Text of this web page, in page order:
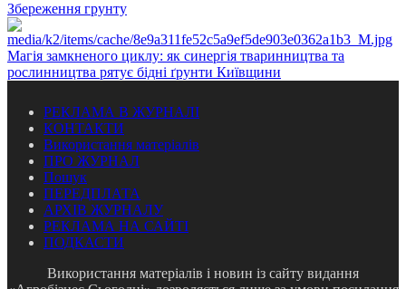
Збереження грунту
Магія замкненого циклу: як синергія тваринництва та
рослинництва рятує бідні ґрунти Київщини
РЕКЛАМА В ЖУРНАЛІ
КОНТАКТИ
Використання матеріалів
ПРО ЖУРНАЛ
Пошук
ПЕРЕДПЛАТА
АРХІВ ЖУРНАЛУ
РЕКЛАМА НА САЙТІ
ПОДКАСТИ
Використання матеріалів і новин із сайту видання